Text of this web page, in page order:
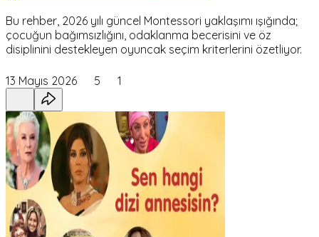
Bu rehber, 2026 yılı güncel Montessori yaklaşımı ışığında;
çocuğun bağımsızlığını, odaklanma becerisini ve öz
disiplinini destekleyen oyuncak seçim kriterlerini özetliyor.
13 Mayıs 2026 5 1